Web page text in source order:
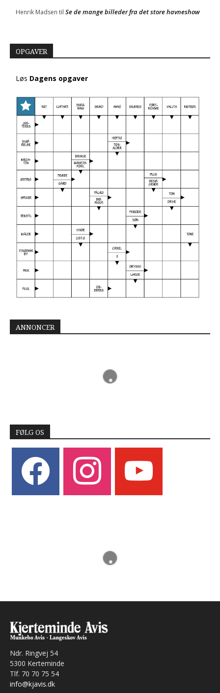
Henrik Madsen til Se de mange billeder fra det store havneshow
OPGAVER
Løs Dagens opgaver
ANNONCER
FØLG OS
instagram
Ndr. Ringvej 54
5300 Kerteminde
Tlf. 70 70 75 54
info@kjavis.dk